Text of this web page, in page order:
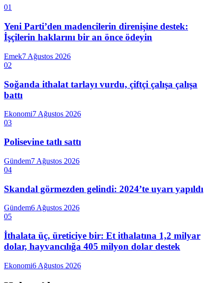
01
Yeni Parti’den madencilerin direnişine destek:
İşçilerin haklarını bir an önce ödeyin
Emek7 Ağustos 2026
02
Soğanda ithalat tarlayı vurdu, çiftçi çalışa çalışa
battı
Ekonomi7 Ağustos 2026
03
Polisevine tatlı sattı
Gündem7 Ağustos 2026
04
Skandal görmezden gelindi: 2024’te uyarı yapıldı
Gündem6 Ağustos 2026
05
İthalata üç, üreticiye bir: Et ithalatına 1,2 milyar
dolar, hayvancılığa 405 milyon dolar destek
Ekonomi6 Ağustos 2026